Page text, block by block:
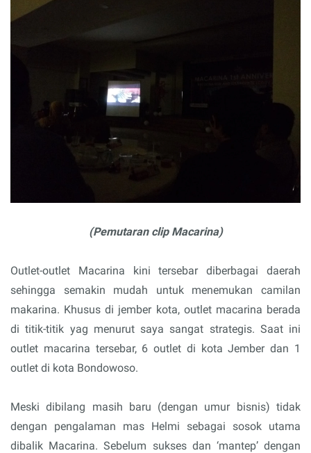
(Pemutaran clip Macarina)
Outlet-outlet Macarina kini tersebar diberbagai daerah
sehingga semakin mudah untuk menemukan camilan
makarina. Khusus di jember kota, outlet macarina berada
di titik-titik yag menurut saya sangat strategis. Saat ini
outlet macarina tersebar, 6 outlet di kota Jember dan 1
outlet di kota Bondowoso.
Meski dibilang masih baru (dengan umur bisnis) tidak
dengan pengalaman mas Helmi sebagai sosok utama
dibalik Macarina. Sebelum sukses dan ‘mantep’ dengan